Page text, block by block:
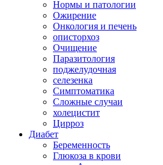
Нормы и патологии
Ожирение
Онкология и печень
описторхоз
Очищение
Паразитология
поджелудочная
селезенка
Симптоматика
Сложные случаи
холецистит
Цирроз
Диабет
Беременность
Глюкоза в крови